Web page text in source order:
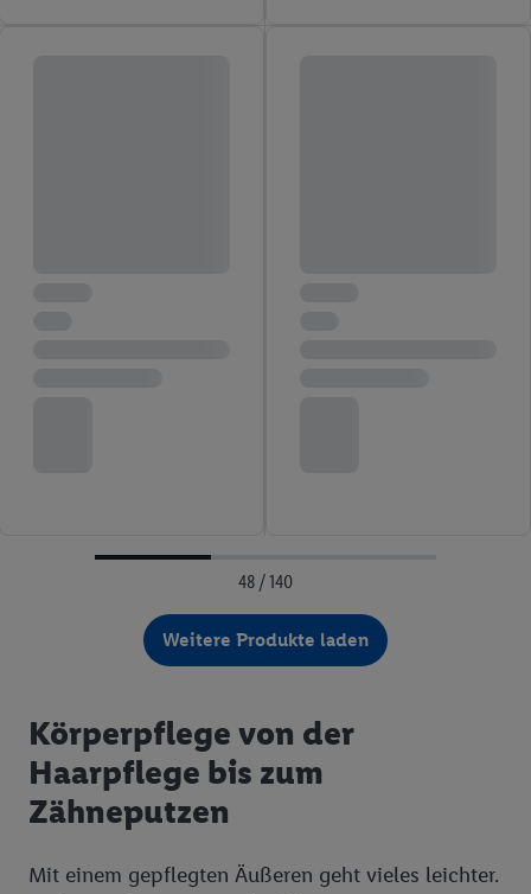
48 / 140
Weitere Produkte laden
Körperpflege von der
Haarpflege bis zum
Zähneputzen
Mit einem gepflegten Äußeren geht vieles leichter.